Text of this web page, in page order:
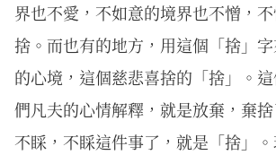
界也不愛，不如意的境界也不憎，
捨。而也有的地方，用這個「捨」
的心境，這個慈悲喜捨的「捨」。
們凡夫的心情解釋，就是放棄，棄
不睬，不睬這件事了，就是「捨」